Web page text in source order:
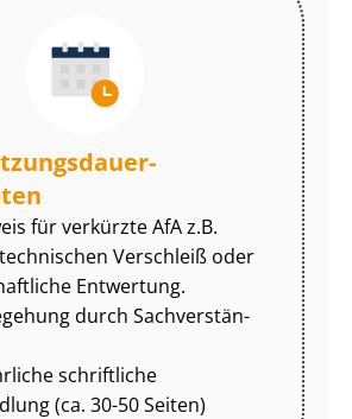
für verkürzte AfA z.B.
Verschleiß oder
Entwertung.
durch Sach­ver­stän­
schriftliche
(ca. 30-50 Seiten)